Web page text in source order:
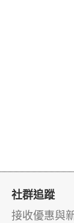
社群追蹤
接收優惠與